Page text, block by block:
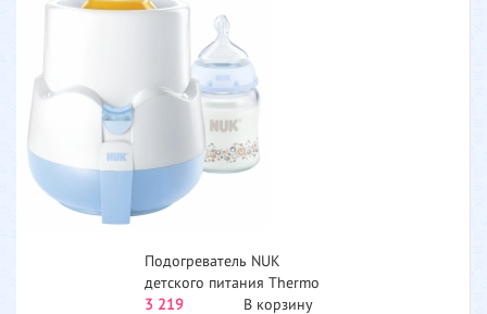
Подогреватель NUK
детского питания Thermo
Rapid
3 219 В корзину